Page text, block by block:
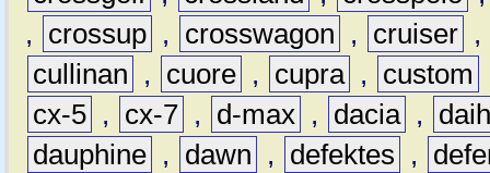
,
crossup , crosswagon , cruiser ,
cullinan
, cuore , cupra , custom
cx-5 , cx-7 , d-max , dacia ,
dauphine , dawn , defektes ,